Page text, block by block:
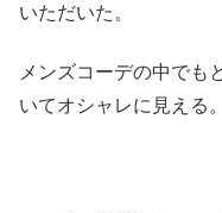
いただいた。
メンズコーデの中でも
いてオシャレに見える。